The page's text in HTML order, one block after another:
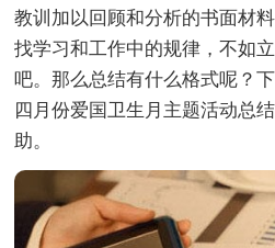
教训加以回顾和分析的书面材
找学习和工作中的规律，不如
吧。那么总结有什么格式呢？
四月份爱国卫生月主题活动总
助。